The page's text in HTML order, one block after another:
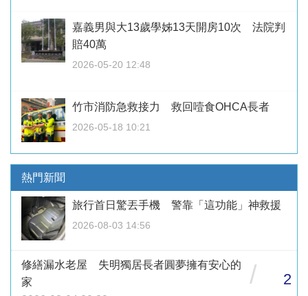
嘉義男與大13歲學姊13天開房10次 法院判
賠40萬
2026-05-20 12:48
竹市消防急救接力 救回噎食OHCA長者
2026-05-18 10:21
熱門新聞
旅行首日驚丟手機 警靠「這功能」神救援
2026-08-03 14:56
修繕漏水老屋 失明獨居長者圓夢擁有安心的
家
/ 2